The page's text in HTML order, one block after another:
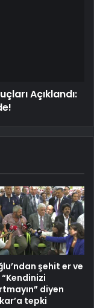
Açıklandı:
şehit er ve
diyen
tepki